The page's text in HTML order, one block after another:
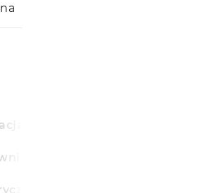
wysokosci fotela
wielofunkcyjna
szyby tylne